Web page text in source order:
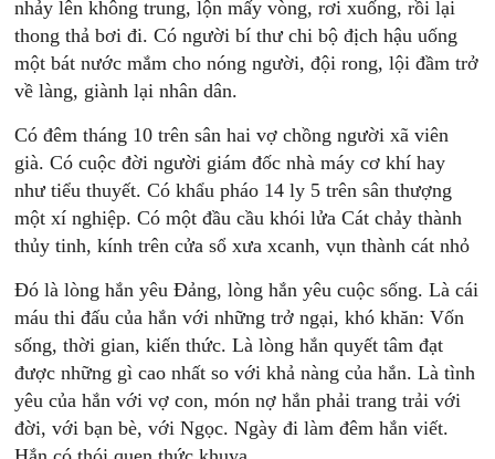
nhảy lên không trung, lộn mấy vòng, rơi xuống, rồi lại
thong thả bơi đi. Có người bí thư chi bộ địch hậu uống
một bát nước mắm cho nóng người, đội rong, lội đầm trở
về làng, giành lại nhân dân.
Có đêm tháng 10 trên sân hai vợ chồng người xã viên
già. Có cuộc đời người giám đốc nhà máy cơ khí hay
như tiểu thuyết. Có khẩu pháo 14 ly 5 trên sân thượng
một xí nghiệp. Có một đầu cầu khói lửa Cát chảy thành
thủy tinh, kính trên cửa sổ xưa xcanh, vụn thành cát nhỏ
Đó là lòng hắn yêu Đảng, lòng hắn yêu cuộc sống. Là cái
máu thi đấu của hắn với những trở ngại, khó khăn: Vốn
sống, thời gian, kiến thức. Là lòng hắn quyết tâm đạt
được những gì cao nhất so với khả nàng của hắn. Là tình
yêu của hắn với vợ con, món nợ hắn phải trang trải với
đời, với bạn bè, với Ngọc. Ngày đi làm đêm hắn viết.